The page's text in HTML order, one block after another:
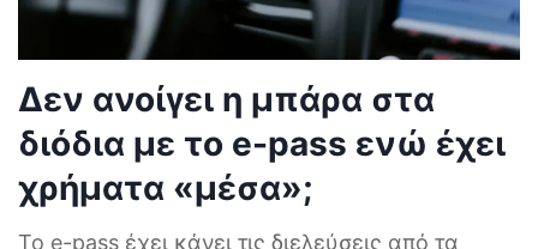
Δεν ανοίγει η μπάρα στα
διόδια με το e-pass ενώ έχει
χρήματα «μέσα»;
Το e-pass έχει κάνει τις διελεύσεις από τα